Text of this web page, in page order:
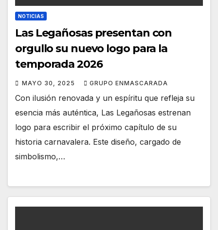
NOTICIAS
Las Legañosas presentan con
orgullo su nuevo logo para la
temporada 2026
MAYO 30, 2025 GRUPO ENMASCARADA
Con ilusión renovada y un espíritu que refleja su
esencia más auténtica, Las Legañosas estrenan
logo para escribir el próximo capítulo de su
historia carnavalera. Este diseño, cargado de
simbolismo,…